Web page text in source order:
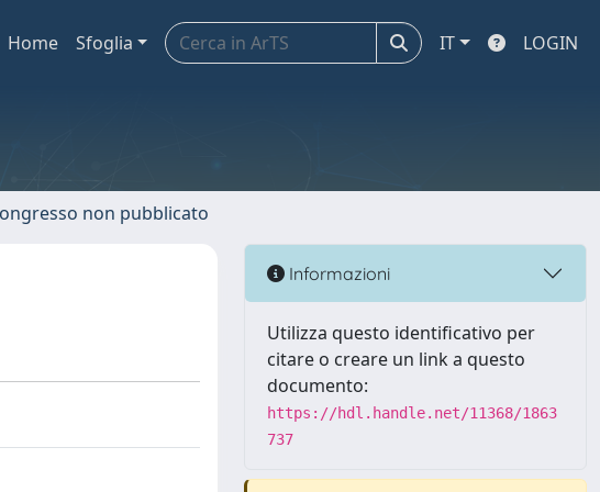
Home Sfoglia IT LOGIN
non pubblicato
Informazioni
Utilizza questo identificativo per
citare o creare un link a questo
documento:
https://hdl.handle.net/11368/1863
737